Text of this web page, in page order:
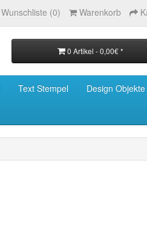
Wunschliste (0) Warenkorb
0 Artikel - 0,00€ *
Text Stempel
Design Objekte